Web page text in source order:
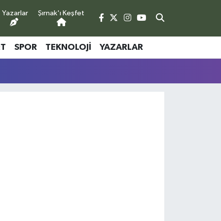
Yazarlar Şırnak'ı Keşfet
SPOR TEKNOLOJI YAZARLAR